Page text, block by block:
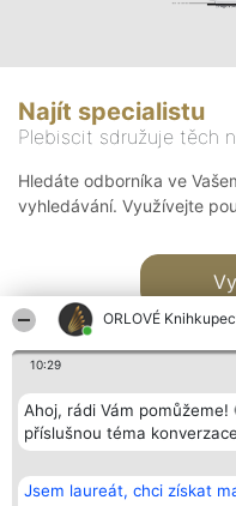
ORLOVÉ
10:29
Ahoj, rádi Vám pomůžeme!
příslušnou téma
Jsem laureát, chci získat
Najít specialistu
Plebiscit sdružuje těch
Hledáte odborníka ve
vyhledávání. Využívejte
Bright Side Solutions sp. z o.
o. sp. k.